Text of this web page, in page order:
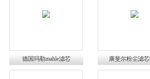
德国玛勒mahle滤芯 康斐尔粉尘滤